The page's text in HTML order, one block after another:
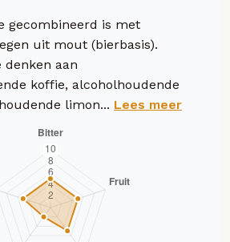
gecombineerd is met
uit mout (bierbasis).
denken aan
koffie, alcoholhoudende
limon... Lees meer